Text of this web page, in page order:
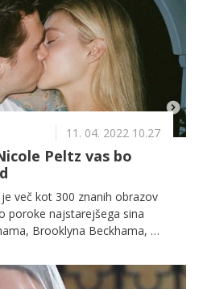
11. 04. 2022 10.27
Peltz vas bo
več kot 300 znanih obrazov
poroke najstarejšega sina
Brooklyna Beckhama, z
za to pa je bil